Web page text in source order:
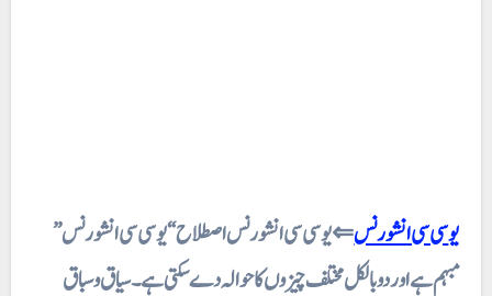
یو سی سی انشورنس⇐ یو سی سی انشورنس اصطلاح “یو سی سی انشورنس”
مبہم ہے اور دو بالکل مختلف چیزوں کا حوالہ دے سکتی ہے۔ سیاق و سباق